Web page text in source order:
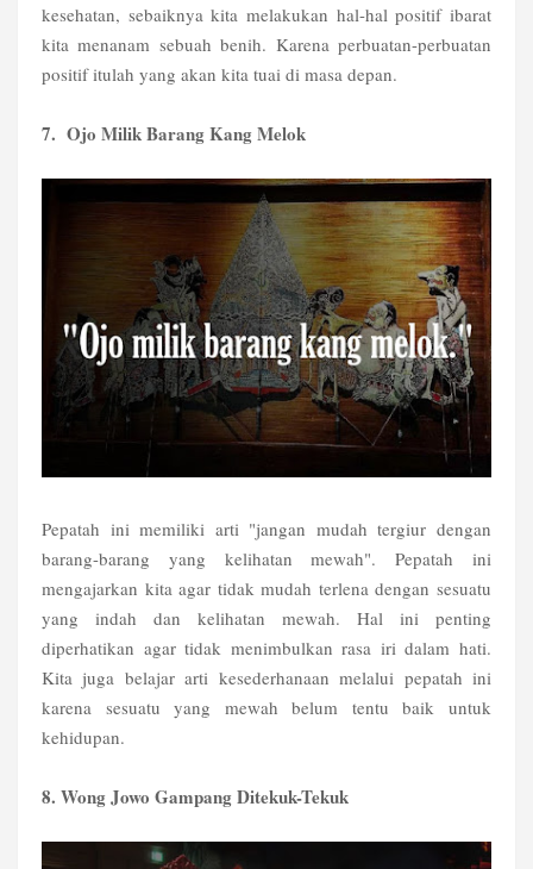
kesehatan, sebaiknya kita melakukan hal-hal positif ibarat
kita menanam sebuah benih. Karena perbuatan-perbuatan
positif itulah yang akan kita tuai di masa depan.
7. Ojo Milik Barang Kang Melok
Pepatah ini memiliki arti "jangan mudah tergiur dengan
barang-barang yang kelihatan mewah". Pepatah ini
mengajarkan kita agar tidak mudah terlena dengan sesuatu
yang indah dan kelihatan mewah. Hal ini penting
diperhatikan agar tidak menimbulkan rasa iri dalam hati.
Kita juga belajar arti kesederhanaan melalui pepatah ini
karena sesuatu yang mewah belum tentu baik untuk
kehidupan.
8. Wong Jowo Gampang Ditekuk-Tekuk